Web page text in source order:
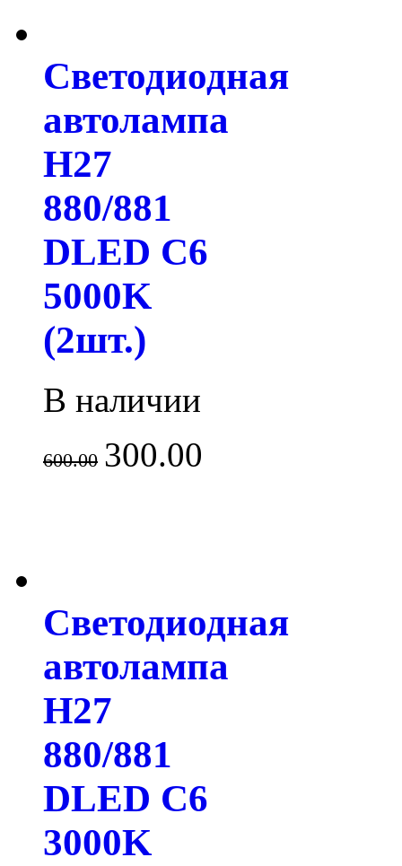
Светодиодная
автолампа
H27
880/881
DLED C6
5000K
(2шт.)
В наличии
600.00 300.00
Светодиодная
автолампа
H27
880/881
DLED C6
3000K